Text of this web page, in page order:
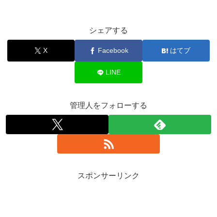
シェアする
X Facebook はてブ
LINE
管理人をフォローする
スポンサーリンク